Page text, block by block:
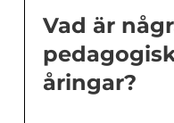
Vad är
åringar?